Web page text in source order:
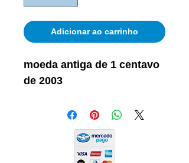
Adicionar ao carrinho
moeda antiga de 1 centavo
de 2003